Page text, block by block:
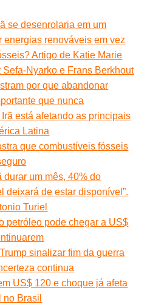
se desenrolaria em um
energias renováveis em vez
Artigo de Katie Marie
Sefa-Nyarko e Frans Berkhout
por que abandonar
que nunca
está afetando as principais
Latina
que combustíveis fósseis
durar um mês, 40% do
deixará de estar disponível”.
Turiel
petróleo pode chegar a US$
sinalizar fim da guerra
continua
US$ 120 e choque já afeta
Brasil